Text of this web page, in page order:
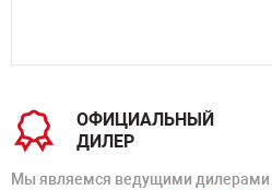
ОФИЦИАЛЬНЫЙ
ДИЛЕР
Мы являемся ведущими дилерами